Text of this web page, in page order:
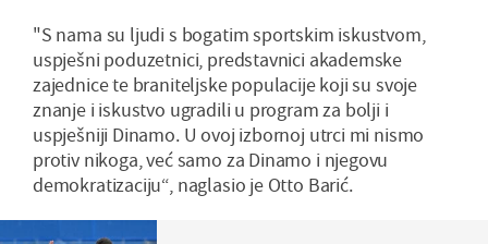
"S nama su ljudi s bogatim sportskim iskustvom,
uspješni poduzetnici, predstavnici akademske
zajednice te braniteljske populacije koji su svoje
znanje i iskustvo ugradili u program za bolji i
uspješniji Dinamo. U ovoj izbornoj utrci mi nismo
protiv nikoga, već samo za Dinamo i njegovu
demokratizaciju“, naglasio je Otto Barić.